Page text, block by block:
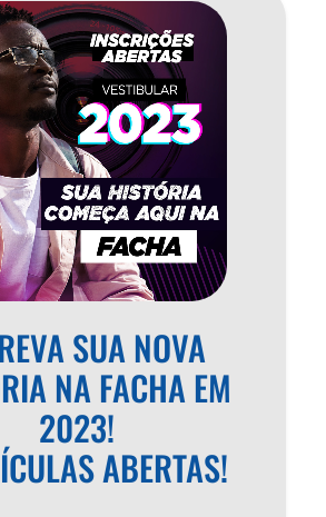
SUA NOVA
NA FACHA EM
2023!
ABERTAS!